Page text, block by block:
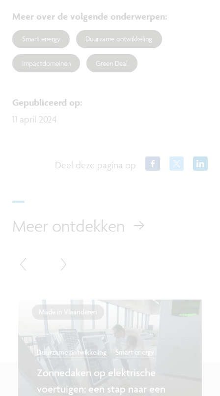
Meer over de volgende onderwerpen:
Smart energy Duurzame ontwikkeling
Impactdomeinen Green Deal
Gepubliceerd op:
11 april 2024
Deel deze pagina op
Meer ontdekken
Made in Vlaanderen
Duurzame ontwikkeling Smart energy
Zonnedaken op elektrische
voertuigen: een stap naar een